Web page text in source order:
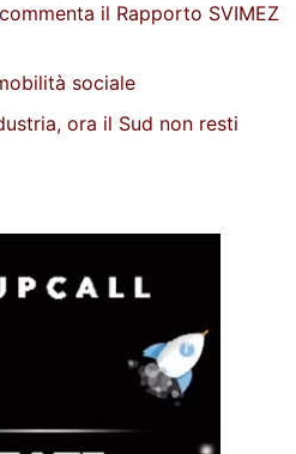
il Rapporto SVIMEZ
sociale
ora il Sud non resti